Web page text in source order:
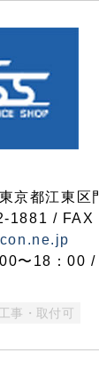
京都江東区
1881 /
〜18：00 /
工事・取付可